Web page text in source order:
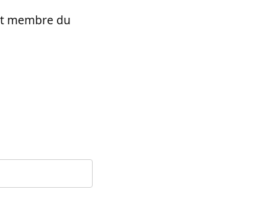
membre du